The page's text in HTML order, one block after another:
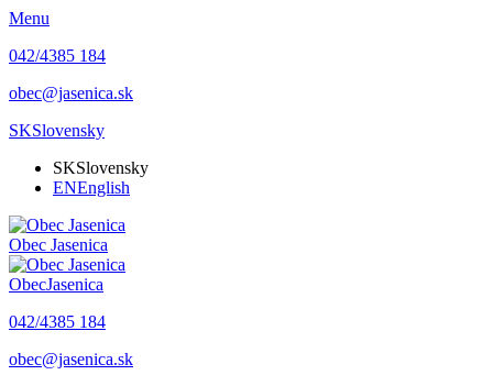
Menu
042/4385 184
obec@jasenica.sk
SKSlovensky
SKSlovensky
ENEnglish
Obec Jasenica
ObecJasenica
042/4385 184
obec@jasenica.sk